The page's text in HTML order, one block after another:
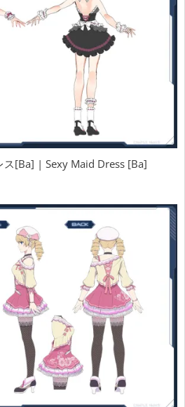
ス[Ba] | Sexy Maid Dress [Ba]